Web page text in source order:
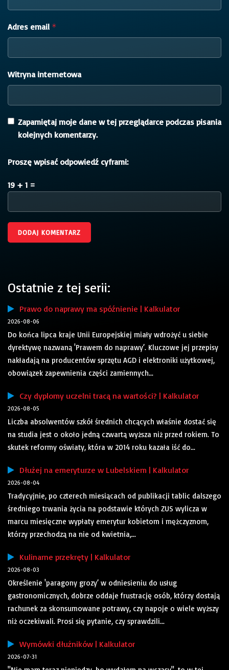
Adres email *
Witryna internetowa
Zapamiętaj moje dane w tej przeglądarce podczas pisania
kolejnych komentarzy.
Proszę wpisać odpowiedź cyframi:
19 + 1 =
Ostatnie z tej serii:
Prawo do naprawy ma spóźnienie | Kalkulator
2026-08-06
Do końca lipca kraje Unii Europejskiej miały wdrożyć u siebie
dyrektywę nazwaną 'Prawem do naprawy’. Kluczowe jej przepisy
nakładają na producentów sprzętu AGD i elektroniki użytkowej,
obowiązek zapewnienia części zamiennych...
Czy dyplomy uczelni tracą na wartości? | Kalkulator
2026-08-05
Liczba absolwentów szkół średnich chcących właśnie dostać się
na studia jest o około jedną czwartą wyższa niż przed rokiem. To
skutek reformy oświaty, która w 2014 roku kazała iść do...
Dłużej na emeryturze w Lubelskiem | Kalkulator
2026-08-04
Tradycyjnie, po czterech miesiącach od publikacji tablic dalszego
średniego trwania życia na podstawie których ZUS wylicza w
marcu miesięczne wypłaty emerytur kobietom i mężczyznom,
którzy przechodzą na nie od kwietnia,...
Kulinarne przekręty | Kalkulator
2026-08-03
Określenie 'paragony grozy’ w odniesieniu do usług
gastronomicznych, dobrze oddaje frustrację osób, którzy dostają
rachunek za skonsumowane potrawy, czy napoje o wiele wyższy
niż oczekiwali. Prosi się pytanie, czy sprawdzili...
Wymówki dłużników | Kalkulator
2026-07-31